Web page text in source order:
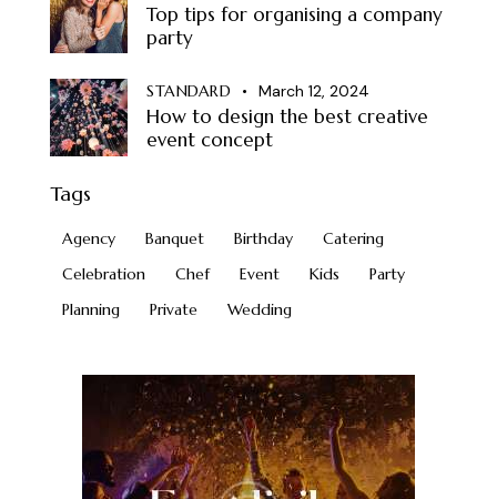
Top tips for organising a company
party
STANDARD March 12, 2024
How to design the best creative
event concept
Tags
Agency Banquet Birthday
Catering
Celebration
Chef Event Kids
Party
Planning
Private Wedding